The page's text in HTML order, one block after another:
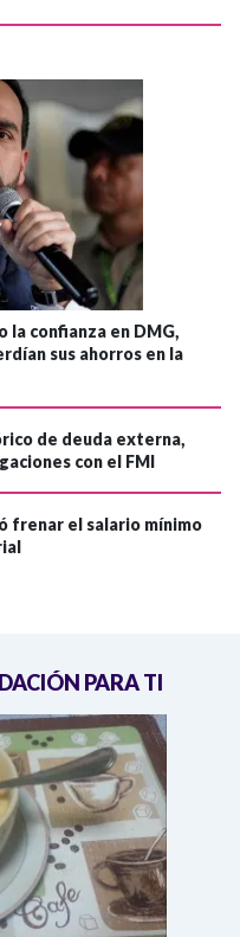
la confianza en DMG,
sus ahorros en la
de deuda externa,
con el FMI
frenar el salario mínimo
PARA TI